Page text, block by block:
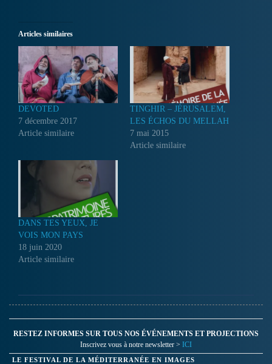
Articles similaires
DEVOTED
7 décembre 2017
Article similaire
TINGHIR – JÉRUSALEM,
LES ÉCHOS DU MELLAH
7 mai 2015
Article similaire
DANS TES YEUX, JE
VOIS MON PAYS
18 juin 2020
Article similaire
RESTEZ INFORMES SUR TOUS NOS ÉVÉNEMENTS ET PROJECTIONS
Inscrivez vous à notre newsletter > ICI
LE FESTIVAL DE LA MÉDITERRANÉE EN IMAGES